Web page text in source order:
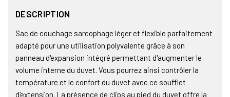
DESCRIPTION
Sac de couchage sarcophage léger et flexible parfaitement
adapté pour une utilisation polyvalente grâce à son
panneau d'expansion intégré permettant d'augmenter le
volume interne du duvet. Vous pourrez ainsi contrôler la
température et le confort du duvet avec ce soufflet
d'extension. La présence de clips au pied du duvet offre la